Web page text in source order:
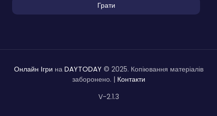
Грати
Онлайн Ігри на DAYTODAY © 2025. Копіювання матеріалів
заборонено. | Контакти
V-2.1.3